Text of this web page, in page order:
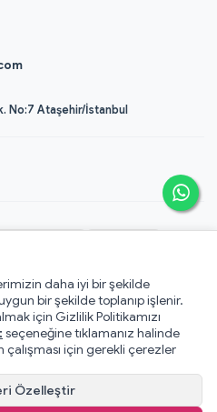
No:7 Ataşehir/İstanbul
ve ekibi ile birlikte ile hazırlandı.
Sözleşmesi
Politikası
Metni
daha iyi bir şekilde
bir şekilde toplanıp işlenir.
için Gizlilik Politikamızı
seçeneğine tıklamanız halinde
için gerekli çerezler
Özelleştir